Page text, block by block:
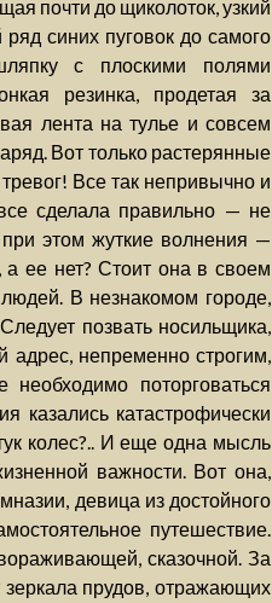
почти до щиколоток, узкий
синих пуговок до самого
с плоскими полями
резинка, продетая за
лента на тулье и совсем
Вот только растерянные
Все так непривычно и
сделала правильно — не
этом жуткие волнения —
а ее нет? Стоит она в своем
В незнакомом городе,
позвать носильщика,
адрес, непременно строгим,
поторговаться
казались катастрофически
колес?.. И еще одна мысль
важности. Вот она,
девица из достойного
путешествие.
сказочной. За
прудов, отражающих